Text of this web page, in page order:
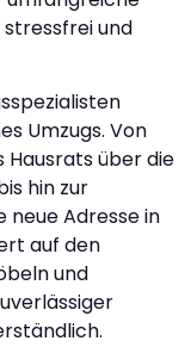
stressfrei und
Umzugs. Von
über die
hin zur
Adresse in
auf den
und